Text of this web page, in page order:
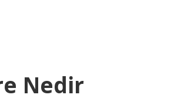
Nedir